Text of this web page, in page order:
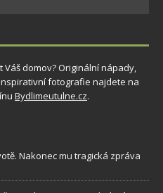
domov? Originální nápady,
fotografie najdete na
Bydlimeutulne.cz.
Nakonec mu tragická zpráva